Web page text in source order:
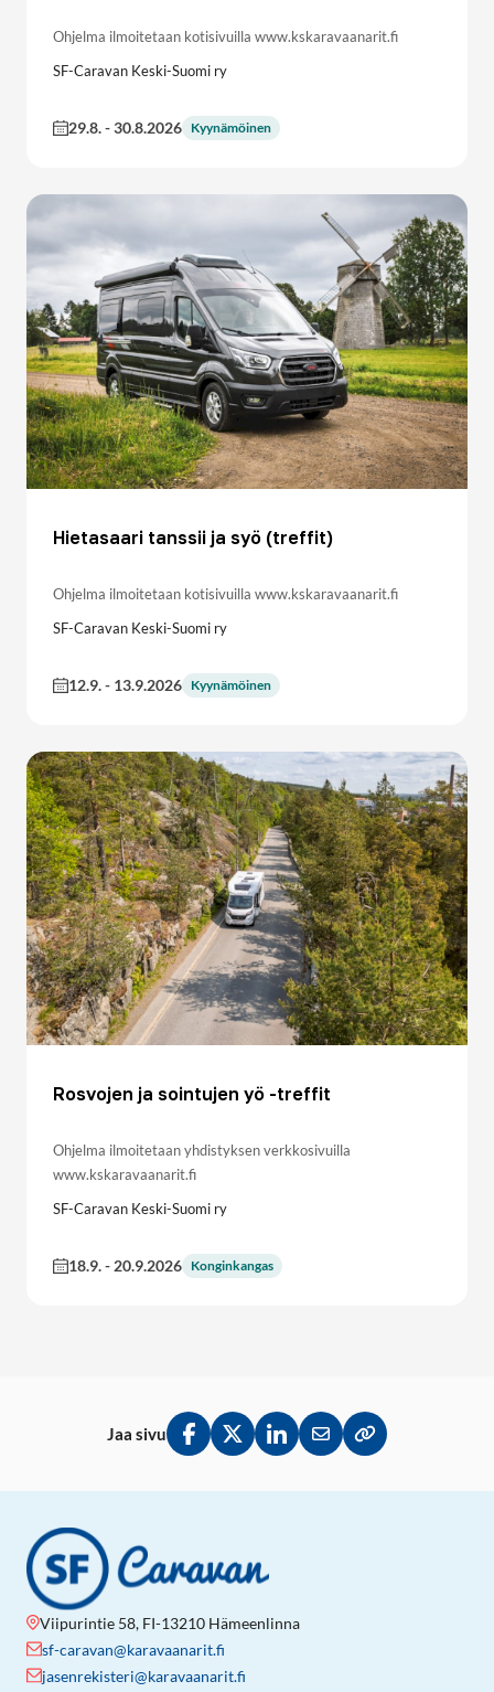
Ohjelma ilmoitetaan kotisivuilla www.kskaravaanarit.fi
SF-Caravan Keski-Suomi ry
29.8.-30.8.2026 Kyynämöinen
Hietasaari tanssii ja syö (treffit)
Ohjelma ilmoitetaan kotisivuilla www.kskaravaanarit.fi
SF-Caravan Keski-Suomi ry
12.9.- 13.9.2026 Kyynämöinen
Rosvojen ja sointujen yö -treffit
Ohjelma ilmoitetaan yhdistyksen verkkosivuilla
www.kskaravaanarit.fi
SF-Caravan Keski-Suomi ry
18.9.- 20.9.2026 Konginkangas
Jaa sivu
Jaa Facebookissa
Jaa Twitterissä
Jaa LinkedInissä
Jaa sähköpostitse
Kopioi linkki
Viipurintie 58, FI-13210 Hämeenlinna
sf-caravan@karavaanarit.fi
jasenrekisteri@karavaanarit.fi